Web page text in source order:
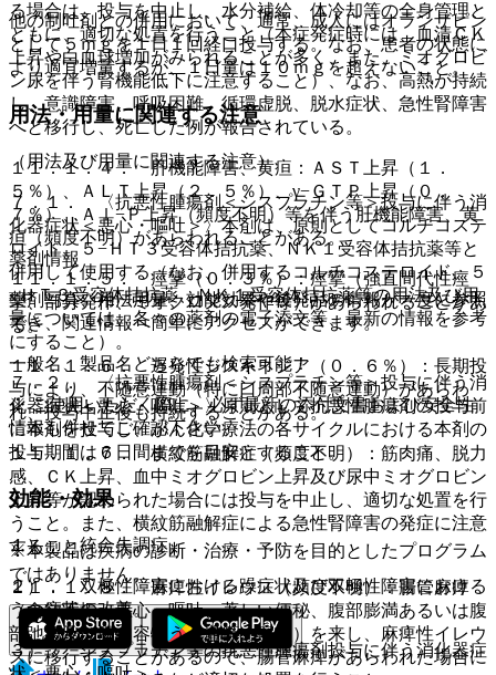
る場合は、投与を中止し、水分補給、体冷却等の全身管理と
ともに、適切な処置を行うこと（本症発症時には、血清ＣＫ
上昇や白血球増加がみられることが多く、また、ミオグロビ
ン尿を伴う腎機能低下に注意すること）、なお、高熱が持続
し、意識障害、呼吸困難、循環虚脱、脱水症状、急性腎障害
へと移行し、死亡した例が報告されている。
１１．１．４． 肝機能障害、黄疸：ＡＳＴ上昇（１．
５％）、ＡＬＴ上昇（２．５％）、γ−ＧＴＰ上昇（０．
７％）、Ａｌ−Ｐ上昇（頻度不明）等を伴う肝機能障害、黄
疸（頻度不明）があらわれることがある。
１１．１．５． 痙攣（０．３％）：痙攣（強直間代性痙
攣、部分発作、ミオクロヌス発作等）があらわれることがあ
る。
１１．１．６． 遅発性ジスキネジア（０．６％）：長期投
与により、不随意運動（特に口周部不随意運動）があらわ
れ、投与中止後も持続することがある。
１１．１．７． 横紋筋融解症（頻度不明）：筋肉痛、脱力
感、ＣＫ上昇、血中ミオグロビン上昇及び尿中ミオグロビン
上昇等が認められた場合には投与を中止し、適切な処置を行
うこと。また、横紋筋融解症による急性腎障害の発症に注意
すること。
１１．１．８． 麻痺性イレウス（頻度不明）：腸管麻痺
（食欲不振、悪心・嘔吐、著しい便秘、腹部膨満あるいは腹
部弛緩及び腸内容物うっ滞等の症状）を来し、麻痺性イレウ
スに移行することがあるので、腸管麻痺があらわれた場合に
他の制吐剤との併用において、通常、成人にはオランザピン
として５ｍｇを１日１回経口投与する。なお、患者の状態に
より適宜増量するが、１日量は１０ｍｇを超えないこと。
用法・用量に関連する注意
（用法及び用量に関連する注意）
７．１． 〈抗悪性腫瘍剤＜シスプラチン等＞投与に伴う消
化器症状＜悪心・嘔吐＞〉本剤は、原則としてコルチコステ
ロイド、５−ＨＴ３受容体拮抗薬、ＮＫ１受容体拮抗薬等と
併用して使用する（なお、併用するコルチコステロイド、５
−ＨＴ３受容体拮抗薬、ＮＫ１受容体拮抗薬等の用法及び用
量については、各々の薬剤の電子添文等、最新の情報を参考
にすること）。
７．２． 〈抗悪性腫瘍剤＜シスプラチン等＞投与に伴う消
化器症状＜悪心・嘔吐＞〉原則として抗悪性腫瘍剤の投与前
に本剤を投与し、がん化学療法の各サイクルにおける本剤の
投与期間は６日間までを目安とすること。
効能・効果
１）． 統合失調症。
２）． 双極性障害における躁症状及び双極性障害における
うつ症状の改善。
３）． シスプラチン等の抗悪性腫瘍剤投与に伴う消化器症
薬剤情報
薬剤写真、用法用量、効能効果や後発品の情報が一度に参照
でき、関連情報へ簡単にアクセスができます。
一般名、製品名どちらでも検索可能！
※ ご使用いただく際に、必ず最新の添付文書および安全性
情報も併せてご確認下さい。
※本製品は疾病の診断・治療・予防を目的としたプログラム
ではありません。